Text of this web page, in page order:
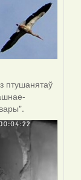
птушанятаў